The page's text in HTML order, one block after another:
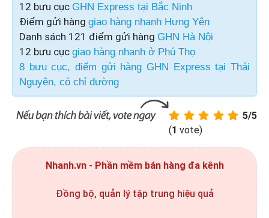
12 bưu cục GHN Express tại Bắc Ninh
Điểm gửi hàng giao hàng nhanh Hưng Yên
Danh sách 121 điểm gửi hàng GHN Hà Nội
12 bưu cục giao hàng nhanh ở Phú Thọ
8 bưu cục, điểm gửi hàng GHN Express tại Thái
Nguyên, có chỉ đường
5/5
(1 vote)
Nhanh.vn - Phần mềm bán hàng đa kênh
Đồng bộ, quản lý tập trung hiệu quả